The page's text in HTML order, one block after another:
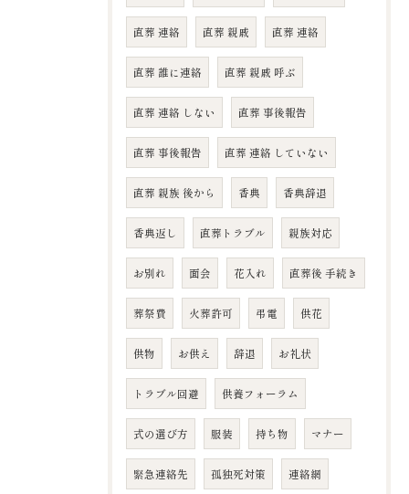
直葬 連絡 直葬 親戚 直葬 連絡
直葬 誰に連絡 直葬 親戚 呼ぶ
直葬 連絡 しない 直葬 事後報告
直葬 事後報告 直葬 連絡 していない
直葬 親族 後から 香典 香典辞退
香典返し 直葬トラブル 親族対応
お別れ 面会 花入れ 直葬後 手続き
葬祭費 火葬許可 弔電 供花
供物 お供え 辞退 お礼状
トラブル回避 供養フォーラム
式の選び方 服装 持ち物 マナー
緊急連絡先 孤独死対策 連絡網